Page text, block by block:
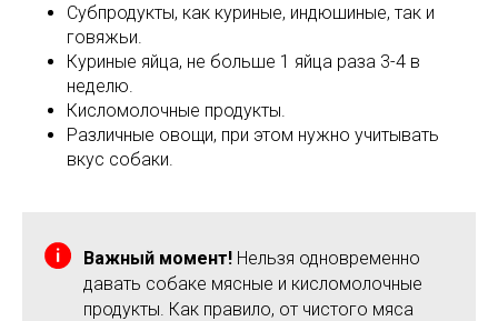
Субпродукты, как куриные, индюшиные, так и
говяжьи.
Куриные яйца, не больше 1 яйца раза 3-4 в
неделю.
Кисломолочные продукты.
Различные овощи, при этом нужно учитывать
вкус собаки.
Важный момент! Нельзя одновременно
давать собаке мясные и кисломолочные
продукты. Как правило, от чистого мяса